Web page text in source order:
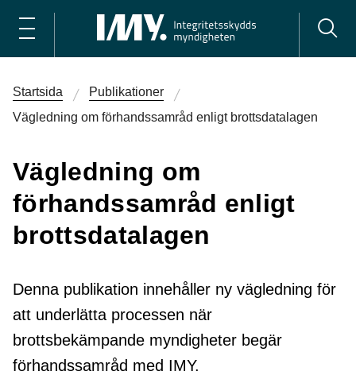
Startsida
Publikationer
Vägledning om förhandssamråd enligt brottsdatalagen
Vägledning om
förhandssamråd enligt
brottsdatalagen
Denna publikation innehåller ny vägledning för
att underlätta processen när
brottsbekämpande myndigheter begär
förhandssamråd med IMY.